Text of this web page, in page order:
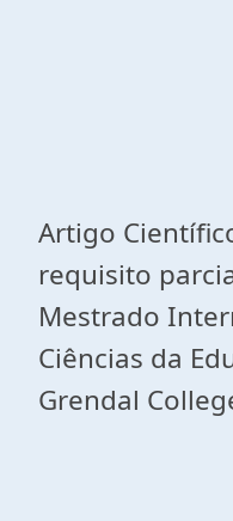
Artigo
requisito
Mestrado
Ciências da
Grendal